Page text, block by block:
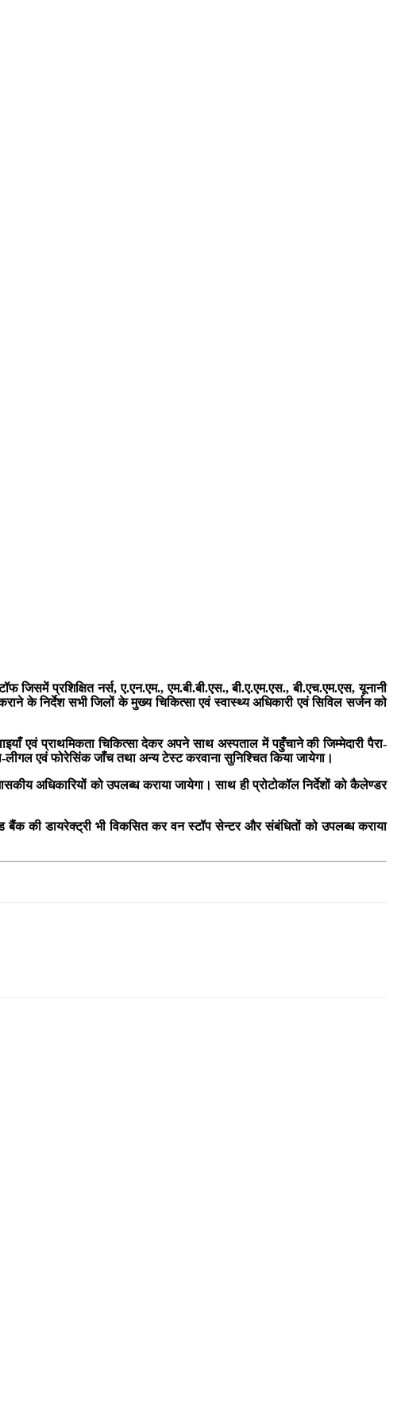
प्रशिक्षित नर्स, ए.एन.एम., एम.बी.बी.एस., बी.ए.एम.एस., बी.एच.एम.एस, यूनानी
के निर्देश सभी जिलों के मुख्य चिकित्सा एवं स्वास्थ्य अधिकारी एवं सिविल सर्जन को
एवं प्राथमिकता चिकित्सा देकर अपने साथ अस्पताल में पहुँचाने की जिम्मेदारी पैरा-
लीगल एवं फोरेसिंक जाँच तथा अन्य टेस्ट करवाना सुनिश्चित किया जायेगा।
अधिकारियों को उपलब्ध कराया जायेगा। साथ ही प्रोटोकॉल निर्देशों को कैलेण्डर
की डायरेक्ट्री भी विकसित कर वन स्टॉप सेन्टर और संबंधितों को उपलब्ध कराया